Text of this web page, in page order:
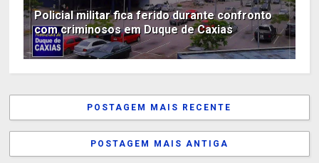
Policial militar fica ferido durante confronto
com criminosos em Duque de Caxias
POSTAGEM MAIS RECENTE
POSTAGEM MAIS ANTIGA